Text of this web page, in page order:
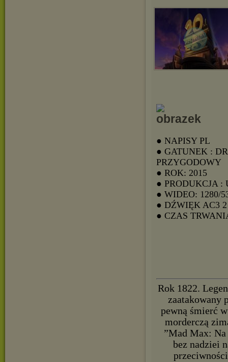
● NAPISY PL
● GATUNEK :
PRZYGODOWY
● ROK: 2015
● PRODUKCJA :
● WIDEO: 1280/
● DŹWIĘK AC3
● CZAS
Rok 1822.
zaatakowany
pewną śmierć
morderczą
”Mad Max:
bez nadziei